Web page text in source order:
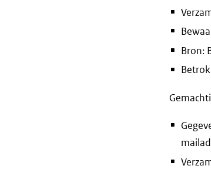
Bron: